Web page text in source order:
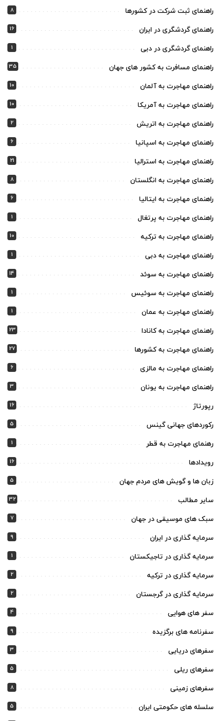
راهنمای ثبت شرکت در کشورها 8
راهنمای گردشگری در ایران 16
راهنمای گردشگری در دبی 1
راهنمای مسافرت به کشور های جهان 35
راهنمای مهاجرت به آلمان 10
راهنمای مهاجرت به آمریکا 10
راهنمای مهاجرت به اتریش 2
راهنمای مهاجرت به اسپانیا 6
راهنمای مهاجرت به استرالیا 21
راهنمای مهاجرت به انگلستان 8
راهنمای مهاجرت به ایتالیا 6
راهنمای مهاجرت به پرتغال 1
راهنمای مهاجرت به ترکیه 10
راهنمای مهاجرت به دبی 1
راهنمای مهاجرت به سوئد 14
راهنمای مهاجرت به سوئیس 1
راهنمای مهاجرت به عمان 1
راهنمای مهاجرت به کانادا 23
راهنمای مهاجرت به کشورها 27
راهنمای مهاجرت به مالزی 6
راهنمای مهاجرت به یونان 3
رپورتاژ 16
رکوردهای جهانی گینس 5
رهنمای مهاجرت به قطر 1
رویدادها 16
زبان ها و گویش های مردم جهان 5
سایر مطالب 32
سبک های موسیقی در جهان 7
سرمایه گذاری در ایران 9
سرمایه گذاری در تاجیکستان 1
سرمایه گذاری در ترکیه 2
سرمایه گذاری در گرجستان 2
سفر های هوایی 4
سفرنامه های برگزیده 9
سفرهای دریایی 3
سفرهای ریلی 5
سفرهای زمینی 8
سلسله های حکومتی ایران 5